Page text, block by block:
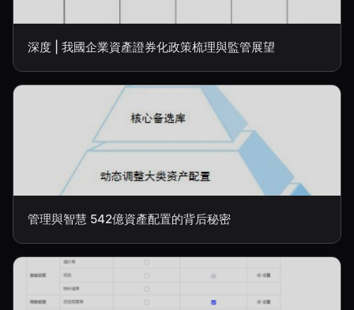
深度 | 我國企業資產證券化政策梳理與監管展望
管理與智慧 542億資產配置的背后秘密